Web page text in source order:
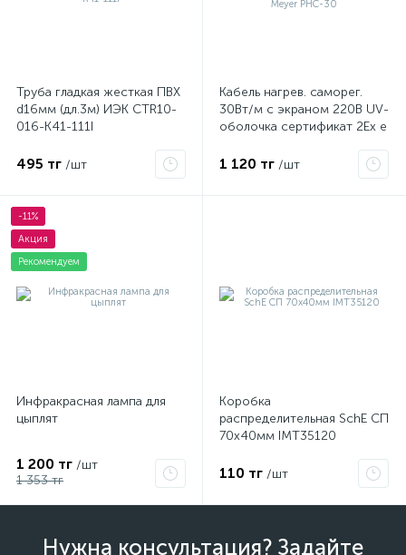
Труба гладкая жесткая ПВХ
d16мм (дл.3м) ИЭК CTR10-
016-K41-111I
495 тг /шт
Кабель нагрев. саморег.
30Вт/м с экраном 220В UV-
оболочка сертификат 2Ex e
PHC-30
1 120 тг /шт
-11%
Акция
Рекомендуем
Инфракрасная лампа для
цыплят
1 200 тг /шт
1 353 тг
Коробка
распределительная SchE СП
70х40мм IMT35120
110 тг /шт
Нужна консультация? Задайте